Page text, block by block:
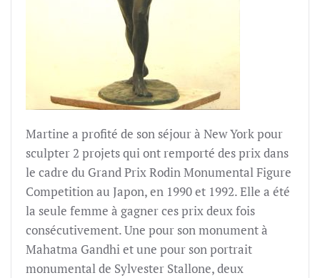
Martine a profité de son séjour à New York pour
sculpter 2 projets qui ont remporté des prix dans
le cadre du Grand Prix Rodin Monumental Figure
Competition au Japon, en 1990 et 1992. Elle a été
la seule femme à gagner ces prix deux fois
consécutivement. Une pour son monument à
Mahatma Gandhi et une pour son portrait
monumental de Sylvester Stallone, deux